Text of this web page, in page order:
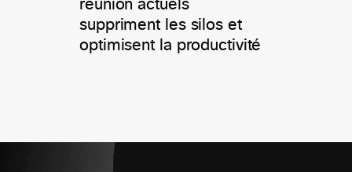
réunion actuels
suppriment les silos et
optimisent la productivité